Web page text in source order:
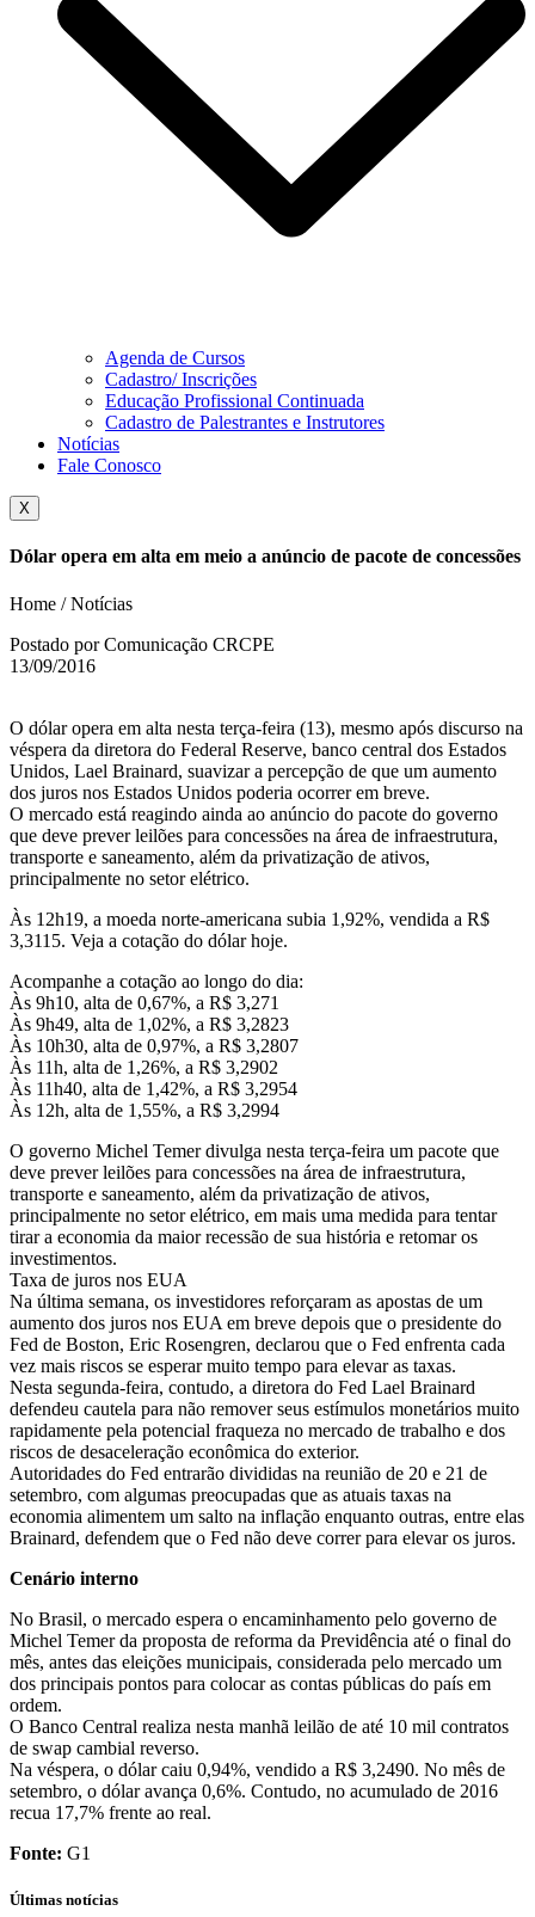
Agenda de Cursos
Cadastro/ Inscrições
Educação Profissional Continuada
Cadastro de Palestrantes e Instrutores
Notícias
Fale Conosco
X
Dólar opera em alta em meio a anúncio de pacote de concessões
Home / Notícias
Postado por Comunicação CRCPE
13/09/2016
O dólar opera em alta nesta terça-feira (13), mesmo após discurso na
véspera da diretora do Federal Reserve, banco central dos Estados
Unidos, Lael Brainard, suavizar a percepção de que um aumento
dos juros nos Estados Unidos poderia ocorrer em breve.
O mercado está reagindo ainda ao anúncio do pacote do governo
que deve prever leilões para concessões na área de infraestrutura,
transporte e saneamento, além da privatização de ativos,
principalmente no setor elétrico.
Às 12h19, a moeda norte-americana subia 1,92%, vendida a R$
3,3115. Veja a cotação do dólar hoje.
Acompanhe a cotação ao longo do dia:
Às 9h10, alta de 0,67%, a R$ 3,271
Às 9h49, alta de 1,02%, a R$ 3,2823
Às 10h30, alta de 0,97%, a R$ 3,2807
Às 11h, alta de 1,26%, a R$ 3,2902
Às 11h40, alta de 1,42%, a R$ 3,2954
Às 12h, alta de 1,55%, a R$ 3,2994
O governo Michel Temer divulga nesta terça-feira um pacote que
deve prever leilões para concessões na área de infraestrutura,
transporte e saneamento, além da privatização de ativos,
principalmente no setor elétrico, em mais uma medida para tentar
tirar a economia da maior recessão de sua história e retomar os
investimentos.
Taxa de juros nos EUA
Na última semana, os investidores reforçaram as apostas de um
aumento dos juros nos EUA em breve depois que o presidente do
Fed de Boston, Eric Rosengren, declarou que o Fed enfrenta cada
vez mais riscos se esperar muito tempo para elevar as taxas.
Nesta segunda-feira, contudo, a diretora do Fed Lael Brainard
defendeu cautela para não remover seus estímulos monetários muito
rapidamente pela potencial fraqueza no mercado de trabalho e dos
riscos de desaceleração econômica do exterior.
Autoridades do Fed entrarão divididas na reunião de 20 e 21 de
setembro, com algumas preocupadas que as atuais taxas na
economia alimentem um salto na inflação enquanto outras, entre elas
Brainard, defendem que o Fed não deve correr para elevar os juros.
Cenário interno
No Brasil, o mercado espera o encaminhamento pelo governo de
Michel Temer da proposta de reforma da Previdência até o final do
mês, antes das eleições municipais, considerada pelo mercado um
dos principais pontos para colocar as contas públicas do país em
ordem.
O Banco Central realiza nesta manhã leilão de até 10 mil contratos
de swap cambial reverso.
Na véspera, o dólar caiu 0,94%, vendido a R$ 3,2490. No mês de
setembro, o dólar avança 0,6%. Contudo, no acumulado de 2016
recua 17,7% frente ao real.
Fonte: G1
Últimas notícias